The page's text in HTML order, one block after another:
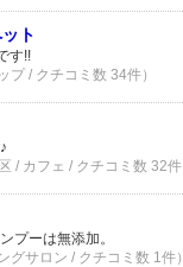
ト
す!!
プ / クチコミ数 34件）
/ カフェ / クチコミ数 32件
プーは無添加。
サロン / クチコミ数 1件）